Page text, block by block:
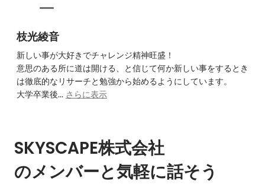
枝光綾音
新しい事が大好きでチャレンジ精神旺盛！
意思のある所に道は開ける、と信じて何か新しい事をするとき
は徹底的なリサーチと勉強から始めるようにしています。
大学卒業後... さらに表示
SKYSCAPE株式会社
のメンバーと気軽に話そう